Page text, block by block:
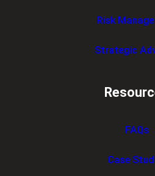
Risk
Strategic
FAQs
Case